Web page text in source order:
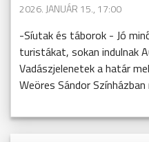
2026. JANUÁR 15., 17:00
-Síutak és táborok - Jó
turistákat, sokan indulnak
Vadászjelenetek a határ
Weöres Sándor